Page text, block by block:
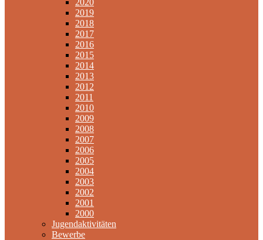
2020
2019
2018
2017
2016
2015
2014
2013
2012
2011
2010
2009
2008
2007
2006
2005
2004
2003
2002
2001
2000
Jugendaktivitäten
Bewerbe